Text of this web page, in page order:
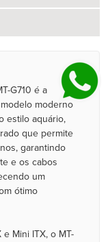
G710 é a
moderno
estilo aquário,
que permite
garantindo
e os cabos
um
ótimo
Mini ITX, o MT-